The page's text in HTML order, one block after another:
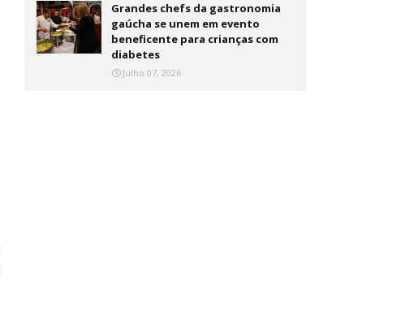
Grandes chefs da gastronomia
gaúcha se unem em evento
beneficente para crianças com
diabetes
Julho 07, 2026